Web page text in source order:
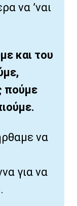
να ’ναι
και του
πούμε
να
για να